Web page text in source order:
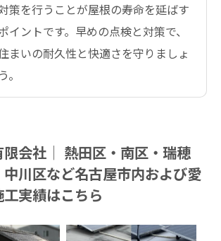
策を行うことが屋根の寿命を延ばす
イントです。早めの点検と対策で、
まいの耐久性と快適さを守りましょ
う。
限会社│ 熱田区・南区・瑞穂
川区など名古屋市内および愛
実績はこちら